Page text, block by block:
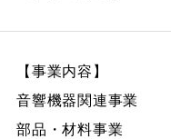
【事業内容】
音響機器関連事業
部品・材料事業